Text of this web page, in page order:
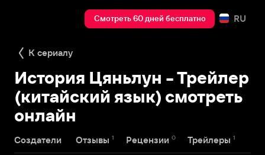
Смотреть 60 дней бесплатно RU
К сериалу
История Цяньлун - Трейлер
(китайский язык) смотреть
онлайн
Создатели Отзывы 1 Рецензии 0 Трейлеры 1